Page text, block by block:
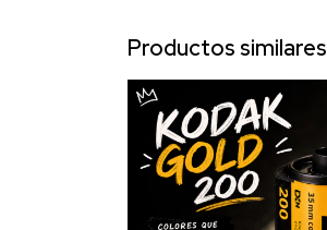
Productos similares